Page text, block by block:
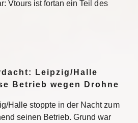
Vtours ist fortan ein Teil des
Leipzig/Halle
Betrieb wegen Drohne
Halle stoppte in der Nacht zum
seinen Betrieb. Grund war